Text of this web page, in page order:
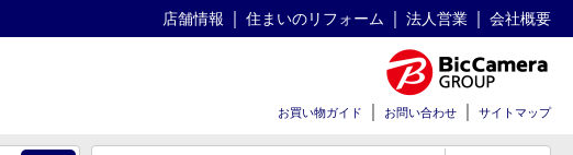
店舗情報 住まいのリフォーム 法人営業 会社概要
お買い物ガイド お問い合わせ サイトマップ